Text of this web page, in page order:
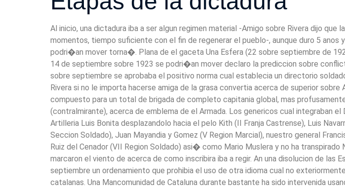
Al inicio, una dictadura iba a ser algun regimen material -Amigo sobre Rivera dijo
momentos, tiempo suficiente con el fin de regenerar el pueblo-, aunque duro 5
podri�an mover torna�. Plana de el gaceta Una Esfera (22 sobre septiembre de
14 de septiembre sobre 1923 se podri�an mover declaro la prediccion sobre
sobre septiembre se aprobaba el positivo norma cual establecia un directorio
Rivera si no le importa hacerse amiga de la grasa convertia acerca de superior
compuesto para un total de brigada de completo capitania global, mas
(contralmirante), acerca de emblema de el Armada. Los genericos cual integraban
Artilleria Luis Bonita desplazandolo hacia el pelo Kith (II Franja Castrense), Luis
Seccion Soldado), Juan Mayandia y Gomez (V Region Marcial), nuestro general
Ruiz del Cenador (VII Region Soldado) asi� como Mario Muslera y no ha
marcaron el viento de acerca de como inscribira iba a regir. An una disolucion de las
septiembre un ordenamiento que prohibia el uso de otra idioma cual no
catalanas. Una Mancomunidad de Cataluna durante bastante ha sido intervenida